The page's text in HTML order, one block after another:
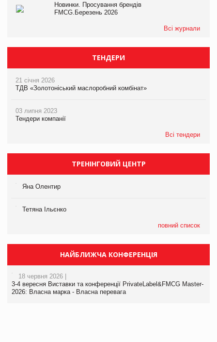
Новинки. Просування брендів
FMCG.Березень 2026
Всі журнали
ТЕНДЕРИ
21 січня 2026
ТДВ «Золотоніський маслоробний комбінат»
03 липня 2023
Тендери компанії
Всі тендери
ТРЕНІНГОВИЙ ЦЕНТР
Яна Олентир
Тетяна Ільєнко
повний список
НАЙБЛИЖЧА КОНФЕРЕНЦІЯ
18 червня 2026 |
3-4 вересня Виставки та конференції PrivateLabel&FMCG Master-
2026: Власна марка - Власна перевага